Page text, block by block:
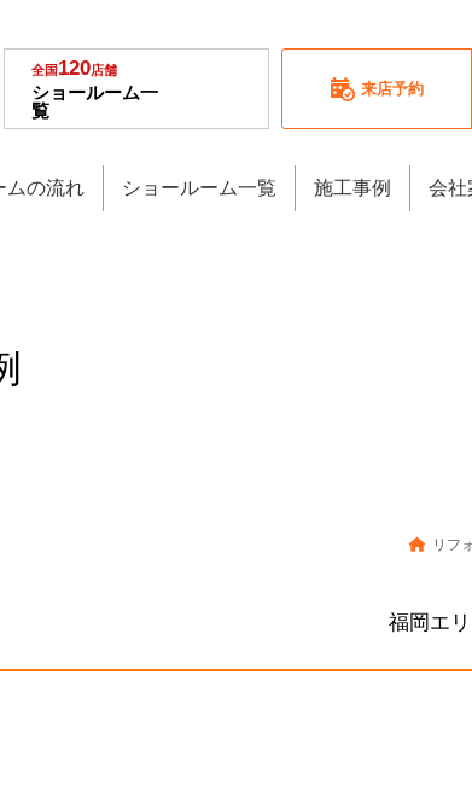
全国120店舗
ショールーム一
覧
来店予約
ムの流れ ショールーム一覧 施工事例 会社
リフ
福岡エ